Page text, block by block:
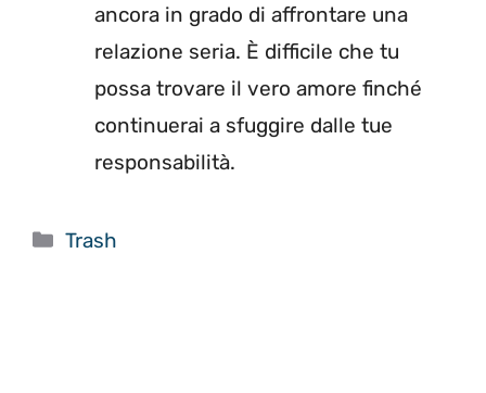
ancora in grado di affrontare una
relazione seria. È difficile che tu
possa trovare il vero amore finché
continuerai a sfuggire dalle tue
responsabilità.
Categorie
Trash